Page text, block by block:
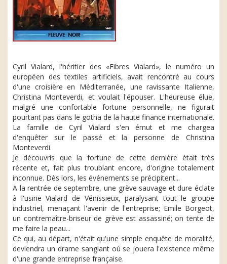
Cyril Vialard, l'héritier des «Fibres Vialard», le numéro un
européen des textiles artificiels, avait rencontré au cours
d'une croisière en Méditerranée, une ravissante Italienne,
Christina Monteverdi, et voulait l'épouser. L'heureuse élue,
malgré une confortable fortune personnelle, ne figurait
pourtant pas dans le gotha de la haute finance internationale.
La famille de Cyril Vialard s'en émut et me chargea
d'enquêter sur le passé et la personne de Christina
Monteverdi.
Je découvris que la fortune de cette dernière était très
récente et, fait plus troublant encore, d'origine totalement
inconnue. Dès lors, les événements se précipitent...
A la rentrée de septembre, une grève sauvage et dure éclate
à l'usine Vialard de Vénissieux, paralysant tout le groupe
industriel, menaçant l'avenir de l'entreprise; Emile Borgeot,
un contremaître-briseur de grève est assassiné; on tente de
me faire la peau...
Ce qui, au départ, n'était qu'une simple enquête de moralité,
deviendra un drame sanglant où se jouera l'existence même
d'une grande entreprise française.